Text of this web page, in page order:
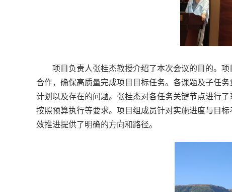
项目负责人张桂杰教授介绍了本次会议的目的。
合作，确保高质量完成项目目标任务。各课题及子任
计划以及存在的问题。张桂杰对各任务关键节点进行
按照预算执行等要求。项目组成员针对实施进度与目
效推进提供了明确的方向和路径。